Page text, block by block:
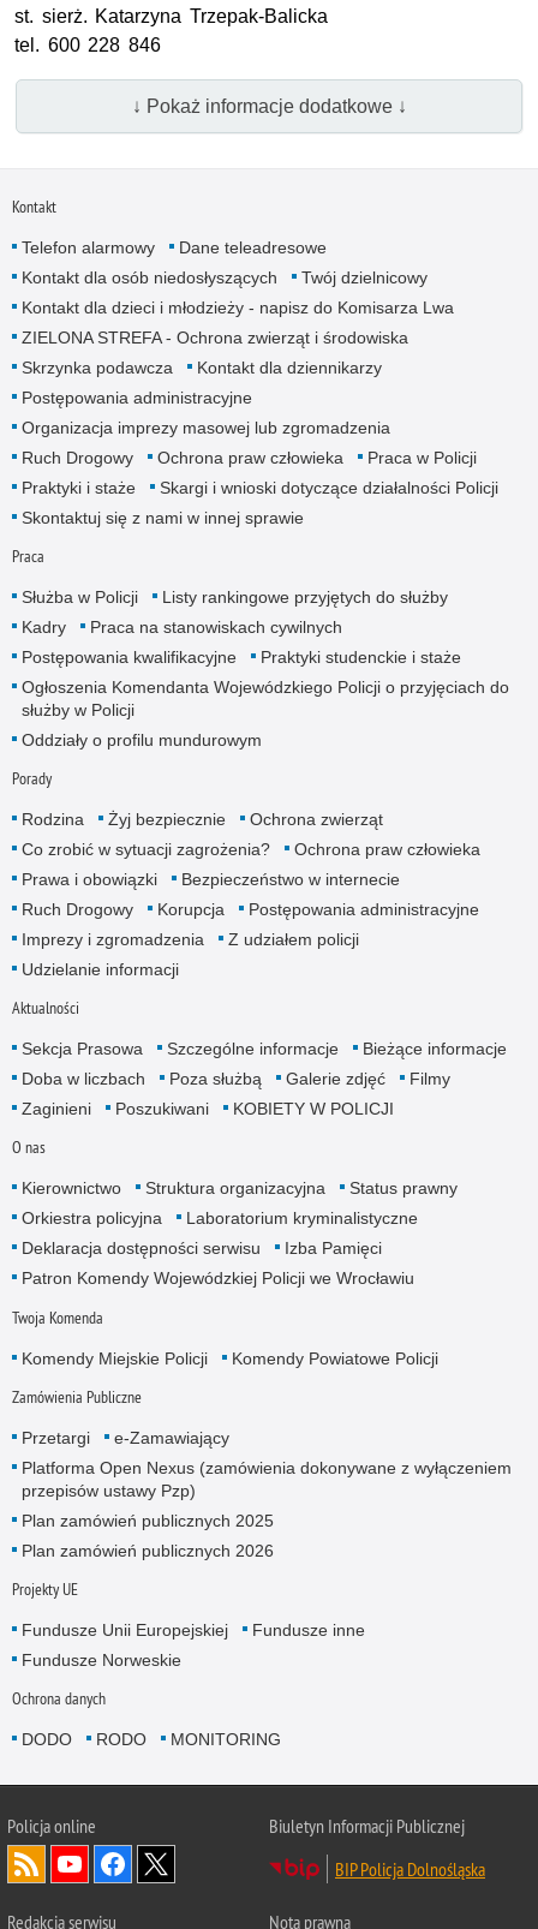
st. sierż. Katarzyna Trzepak-Balicka
tel. 600 228 846
↓ Pokaż informacje dodatkowe ↓
Kontakt
Telefon alarmowy
Dane teleadresowe
Kontakt dla osób niedosłyszących
Twój dzielnicowy
Kontakt dla dzieci i młodzieży - napisz do Komisarza Lwa
ZIELONA STREFA - Ochrona zwierząt i środowiska
Skrzynka podawcza
Kontakt dla dziennikarzy
Postępowania administracyjne
Organizacja imprezy masowej lub zgromadzenia
Ruch Drogowy
Ochrona praw człowieka
Praca w Policji
Praktyki i staże
Skargi i wnioski dotyczące działalności Policji
Skontaktuj się z nami w innej sprawie
Praca
Służba w Policji
Listy rankingowe przyjętych do służby
Kadry
Praca na stanowiskach cywilnych
Postępowania kwalifikacyjne
Praktyki studenckie i staże
Ogłoszenia Komendanta Wojewódzkiego Policji o przyjęciach do
służby w Policji
Oddziały o profilu mundurowym
Porady
Rodzina Żyj bezpiecznie
Ochrona zwierząt
Co zrobić w sytuacji zagrożenia?
Ochrona praw człowieka
Prawa i obowiązki
Bezpieczeństwo w internecie
Ruch Drogowy
Korupcja
Postępowania administracyjne
Imprezy i zgromadzenia
Z udziałem policji
Udzielanie informacji
Aktualności
Sekcja Prasowa Szczególne informacje
Bieżące informacje
Doba w liczbach
Poza służbą Galerie zdjęć
Filmy
Zaginieni
Poszukiwani KOBIETY W POLICJI
O nas
Kierownictwo Struktura organizacyjna
Status prawny
Orkiestra policyjna
Laboratorium kryminalistyczne
Deklaracja dostępności serwisu
Izba Pamięci
Patron Komendy Wojewódzkiej Policji we Wrocławiu
Twoja Komenda
Komendy Miejskie Policji Komendy Powiatowe Policji
Zamówienia Publiczne
Przetargi
e-Zamawiający
Platforma Open Nexus (zamówienia dokonywane z wyłączeniem
przepisów ustawy Pzp)
Plan zamówień publicznych 2025
Plan zamówień publicznych 2026
Projekty UE
Fundusze Unii Europejskiej
Fundusze inne
Fundusze Norweskie
Ochrona danych
DODO RODO MONITORING
Policjaonline
Biuletyn Informacji Publicznej
BIP Policja Dolnośląska
Redakcja serwisu Nota prawna